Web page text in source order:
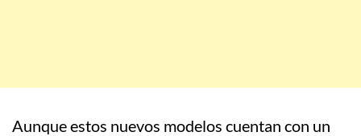
Aunque estos nuevos modelos cuentan con un